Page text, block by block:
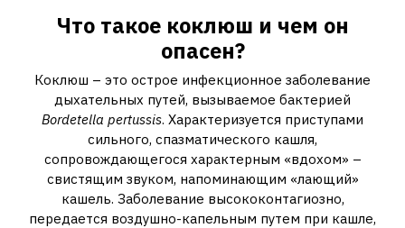
Что такое коклюш и чем он
опасен?
Коклюш – это острое инфекционное заболевание
дыхательных путей, вызываемое бактерией
Bordetella pertussis. Характеризуется приступами
сильного, спазматического кашля,
сопровождающегося характерным «вдохом» –
свистящим звуком, напоминающим «лающий»
кашель. Заболевание высококонтагиозно,
передается воздушно-капельным путем при кашле,